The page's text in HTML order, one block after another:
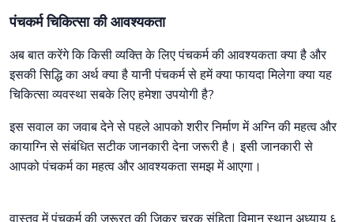
पंचकर्म चिकित्सा की आवश्यकता
अब बात करेंगे कि किसी व्यक्ति के लिए पंचकर्म की आवश्यकता क्या है और
इसकी सिद्धि का अर्थ क्या है यानी पंचकर्म से हमें क्या फायदा मिलेगा क्या यह
चिकित्सा व्यवस्था सबके लिए हमेशा उपयोगी है?
इस सवाल का जवाब देने से पहले आपको शरीर निर्माण में अग्नि की महत्व और
कायाग्नि से संबंधित सटीक जानकारी देना जरूरी है। इसी जानकारी से
आपको पंचकर्म का महत्व और आवश्यकता समझ में आएगा।